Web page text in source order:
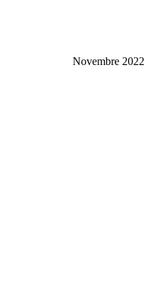
Novembre 2022